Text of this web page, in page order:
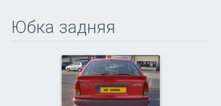
Юбка задняя